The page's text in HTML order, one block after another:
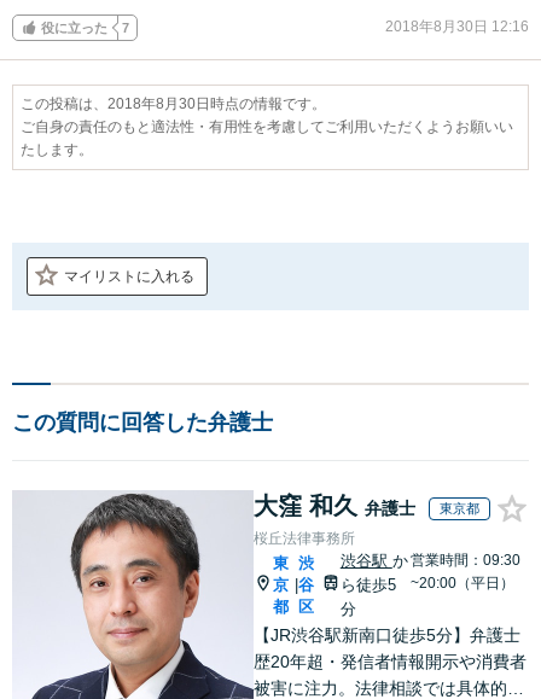
役に立った 7 2018年8月30日 12:16
この投稿は、2018年8月30日時点の情報です。
ご自身の責任のもと適法性・有用性を考慮してご利用いただくようお願いい
たします。
マイリストに入れる
この質問に回答した弁護士
大窪 和久 弁護士 東京都
桜丘法律事務所
東
京
都
|
渋
谷
区
渋谷駅 か
ら徒歩5
分
営業時間：09:30
~20:00（平日）
【JR渋谷駅新南口徒歩5分】弁護士
歴20年超・発信者情報開示や消費者
被害に注力。法律相談では具体的な